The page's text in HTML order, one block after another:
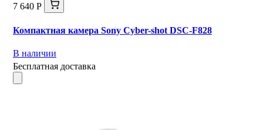
7 640 Р
Компактная камера Sony Cyber-shot DSC-F828
В наличии
Бесплатная доставка